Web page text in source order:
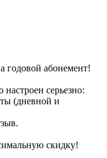
годовой абонемент!
серьезно:
(дневной и
скидку!